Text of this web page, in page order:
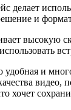
делает
и
высокую
и
видео,
хочет